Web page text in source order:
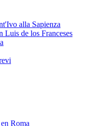
alla Sapienza
Luis de los Franceses
Roma